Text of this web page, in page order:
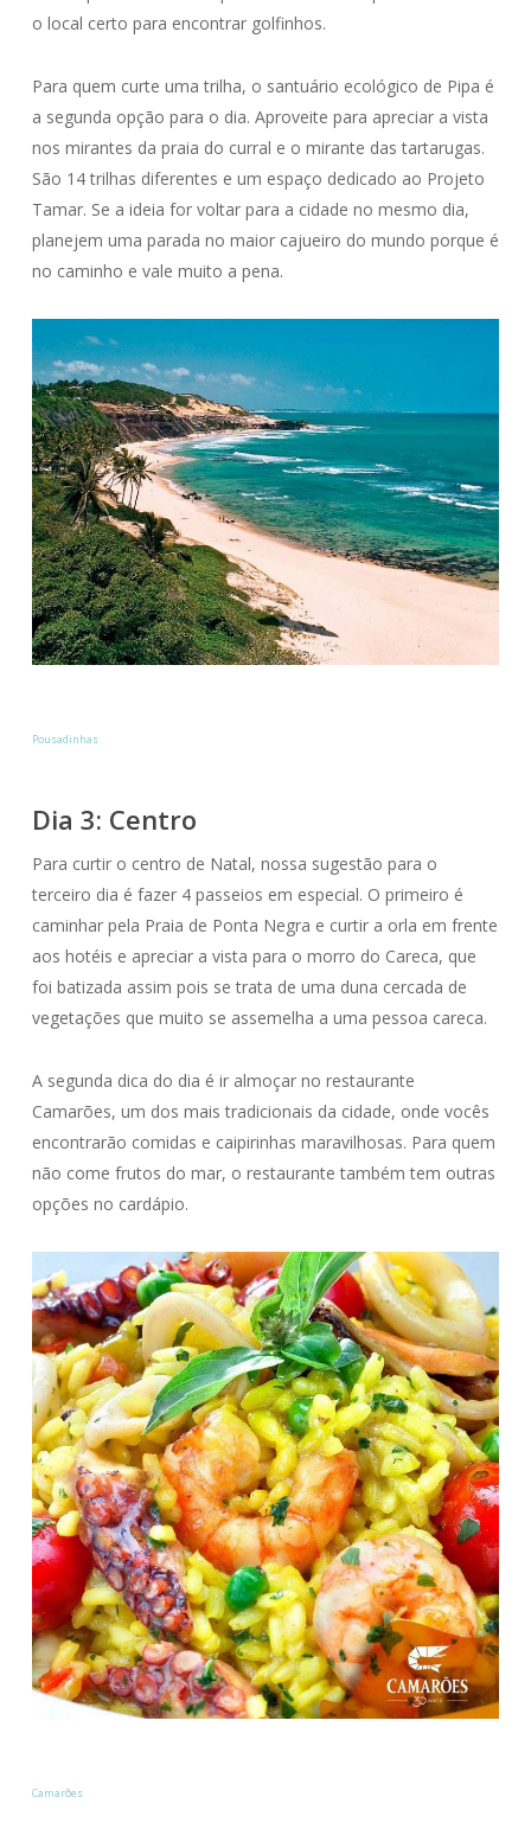
o local certo para encontrar golfinhos.
Para quem curte uma trilha, o santuário ecológico de Pipa é
a segunda opção para o dia. Aproveite para apreciar a vista
nos mirantes da praia do curral e o mirante das tartarugas.
São 14 trilhas diferentes e um espaço dedicado ao Projeto
Tamar. Se a ideia for voltar para a cidade no mesmo dia,
planejem uma parada no maior cajueiro do mundo porque é
no caminho e vale muito a pena.
Pousadinhas
Dia 3: Centro
Para curtir o centro de Natal, nossa sugestão para o
terceiro dia é fazer 4 passeios em especial. O primeiro é
caminhar pela Praia de Ponta Negra e curtir a orla em frente
aos hotéis e apreciar a vista para o morro do Careca, que
foi batizada assim pois se trata de uma duna cercada de
vegetações que muito se assemelha a uma pessoa careca.
A segunda dica do dia é ir almoçar no restaurante
Camarões, um dos mais tradicionais da cidade, onde vocês
encontrarão comidas e caipirinhas maravilhosas. Para quem
não come frutos do mar, o restaurante também tem outras
opções no cardápio.
Camarões